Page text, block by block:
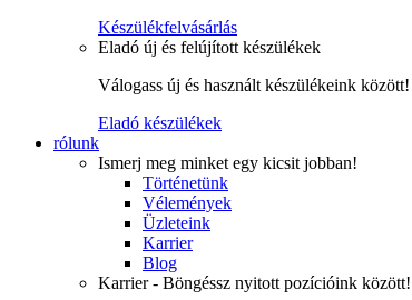
Készülékfelvásárlás
Eladó új és felújított készülékek
Válogass új és használt készülékeink
Eladó készülékek
rólunk
Ismerj meg minket egy kicsit jobban!
Történetünk
Vélemények
Üzleteink
Karrier
Blog
Karrier - Böngéssz nyitott pozícióink között!